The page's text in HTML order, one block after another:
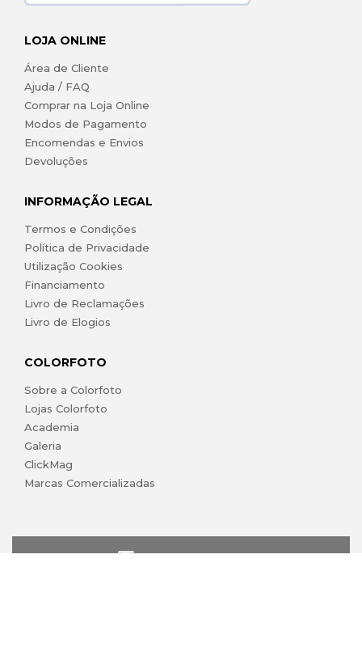
LOJA ONLINE
Área de Cliente
Ajuda / FAQ
Comprar na Loja Online
Modos de Pagamento
Encomendas e Envios
Devoluções
INFORMAÇÃO LEGAL
Termos e Condições
Política de Privacidade
Utilização Cookies
Financiamento
Livro de Reclamações
Livro de Elogios
COLORFOTO
Sobre a Colorfoto
Lojas Colorfoto
Academia
Galeria
ClickMag
Marcas Comercializadas
lojaonline@colorfoto.pt